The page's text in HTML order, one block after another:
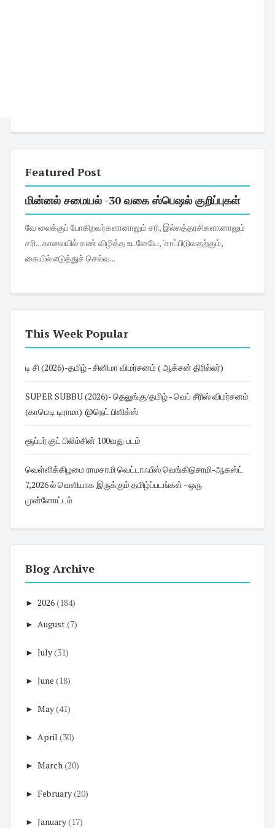
Featured Post
மின்னல் சமையல் -30 வகை ஸ்பெஷல் குறிப்புகள்
வே லைக்குப் போகிறவர்களானாலும் சரி, இல்லத்தரசிகளானாலும்
சரி... காலையில் கண் விழித்த உடனேயே, 'சாப்பிடுவதற்கும்,
கையில் எடுத்துச் செல்வ...
This Week Popular
டி சி (2026)-தமிழ் - சினிமா விமர்சனம் ( ஆக்சன் திரில்லர்)
SUPER SUBBU (2026)- தெலுங்கு/தமிழ் - வெப் சீரிஸ் விமர்சனம்
(காமெடி டிராமா) @நெட் பிளிக்ஸ்
சூப்பர் குட் பிலிம்சின் 100வது படம்
வெள்ளிக்கிழமை ராமசாமி வெட்டாஃபீஸ் வெங்கிடுசாமி-ஆகஸ்ட்
7,2026 ல் வெளியாக இருக்கும் தமிழ்ப்படங்கள் - ஒரு
முன்னோட்டம்
Blog Archive
► 2026(184)
► August(7)
► July(31)
► June (18)
► May(41)
► April (30)
► March(20)
► February(20)
► January(17)